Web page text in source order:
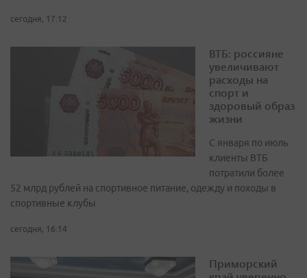
сегодня, 17:12
ВТБ: россияне
увеличивают
расходы на
спорт и
здоровый образ
жизни
С января по июль
клиенты ВТБ
потратили более
52 млрд рублей на спортивное питание, одежду и походы в
спортивные клубы
сегодня, 16:14
Приморский